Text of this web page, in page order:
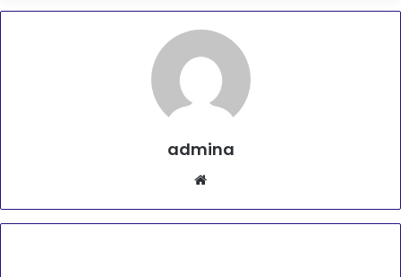
admina